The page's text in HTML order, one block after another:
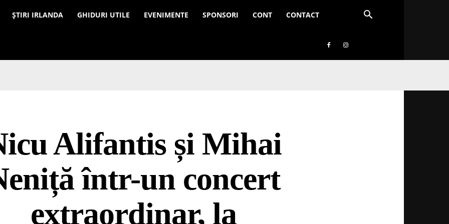
ȘTIRI IRLANDA GHIDURI UTILE EVENIMENTE SPONSORI CONT CONTACT
Alifantis și Mihai
într-un concert
extraordinar, la